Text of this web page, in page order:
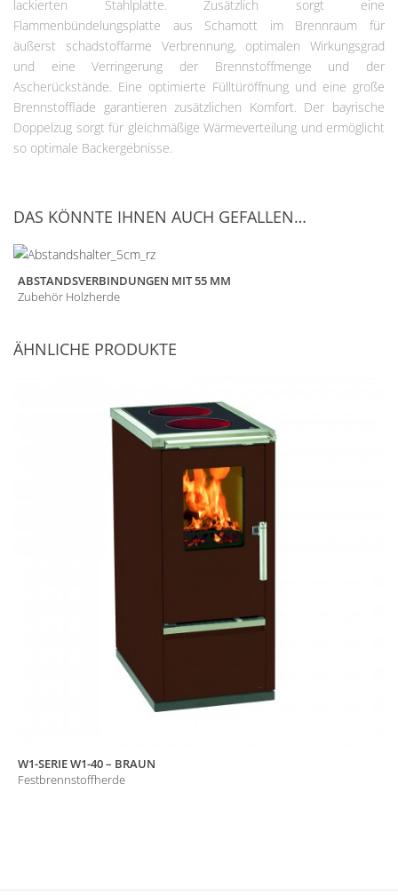
lackierten Stahlplatte. Zusätzlich sorgt eine
Flammenbündelungsplatte aus Schamott im Brennraum für
äußerst schadstoffarme Verbrennung, optimalen Wirkungsgrad
und eine Verringerung der Brennstoffmenge und der
Ascherückstände. Eine optimierte Fülltüröffnung und eine große
Brennstofflade garantieren zusätzlichen Komfort. Der bayrische
Doppelzug sorgt für gleichmäßige Wärmeverteilung und ermöglicht
so optimale Backergebnisse.
DAS KÖNNTE IHNEN AUCH GEFALLEN…
ABSTANDSVERBINDUNGEN MIT 55 MM
Zubehör Holzherde
ÄHNLICHE PRODUKTE
W1-SERIE W1-40 – BRAUN
Festbrennstoffherde